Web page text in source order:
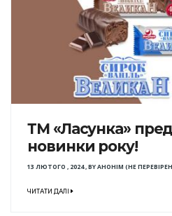
ТМ «Ласунка»
новинки року!
13 ЛЮТОГО , 2024,BYАНОНІМ (НЕ
ЧИТАТИ ДАЛІ